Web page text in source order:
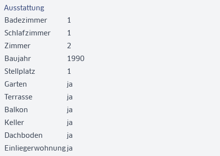
Ausstattung
Badezimmer
1
Schlafzimmer
1
Zimmer
2
Baujahr
1990
Stellplatz
1
Garten
ja
Terrasse
ja
Balkon
ja
Keller
ja
Dachboden
ja
Einliegerwohnungja